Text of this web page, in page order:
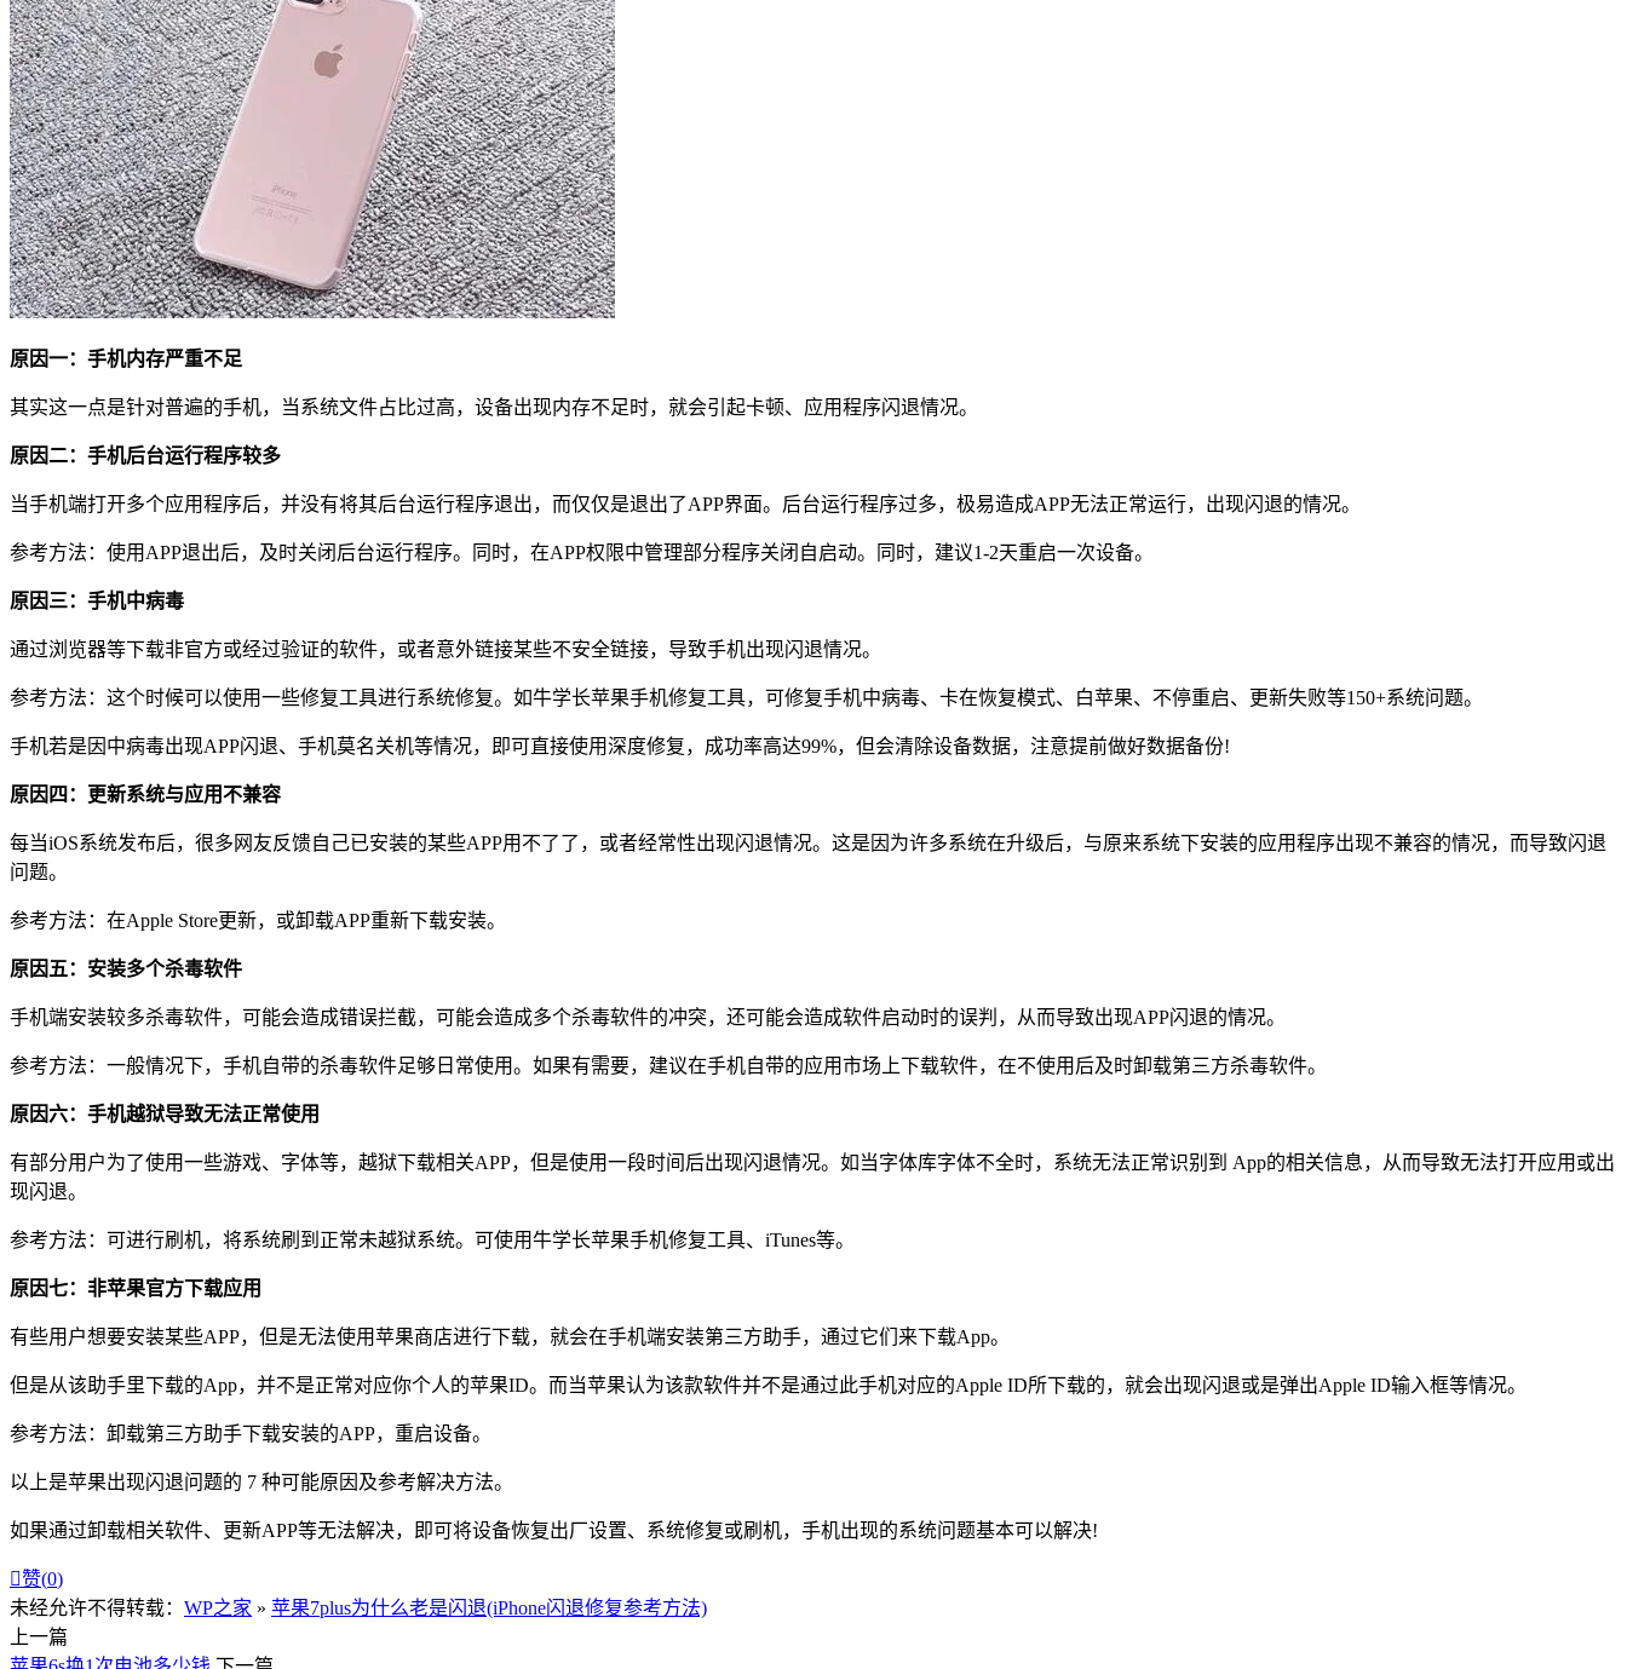
原因一：手机内存严重不足
其实这一点是针对普遍的手机，当系统文件占比过高，设备出现内存不足时，就会引起卡顿、应用程序闪退情况。
原因二：手机后台运行程序较多
当手机端打开多个应用程序后，并没有将其后台运行程序退出，而仅仅是退出了APP界面。后台运行程序过多，极易造成APP无法正常运行，出现闪退的情况。
参考方法：使用APP退出后，及时关闭后台运行程序。同时，在APP权限中管理部分程序关闭自启动。同时，建议1-2天重启一次设备。
原因三：手机中病毒
通过浏览器等下载非官方或经过验证的软件，或者意外链接某些不安全链接，导致手机出现闪退情况。
参考方法：这个时候可以使用一些修复工具进行系统修复。如牛学长苹果手机修复工具，可修复手机中病毒、卡在恢复模式、白苹果、不停重启、更新失败等150+系统问题。
手机若是因中病毒出现APP闪退、手机莫名关机等情况，即可直接使用深度修复，成功率高达99%，但会清除设备数据，注意提前做好数据备份!
原因四：更新系统与应用不兼容
每当iOS系统发布后，很多网友反馈自己已安装的某些APP用不了了，或者经常性出现闪退情况。这是因为许多系统在升级后，与原来系统下安装的应用程序出现不兼容的情况，而导致闪退
问题。
参考方法：在Apple Store更新，或卸载APP重新下载安装。
原因五：安装多个杀毒软件
手机端安装较多杀毒软件，可能会造成错误拦截，可能会造成多个杀毒软件的冲突，还可能会造成软件启动时的误判，从而导致出现APP闪退的情况。
参考方法：一般情况下，手机自带的杀毒软件足够日常使用。如果有需要，建议在手机自带的应用市场上下载软件，在不使用后及时卸载第三方杀毒软件。
原因六：手机越狱导致无法正常使用
有部分用户为了使用一些游戏、字体等，越狱下载相关APP，但是使用一段时间后出现闪退情况。如当字体库字体不全时，系统无法正常识别到 App的相关信息，从而导致无法打开应用或出
现闪退。
参考方法：可进行刷机，将系统刷到正常未越狱系统。可使用牛学长苹果手机修复工具、iTunes等。
原因七：非苹果官方下载应用
有些用户想要安装某些APP，但是无法使用苹果商店进行下载，就会在手机端安装第三方助手，通过它们来下载App。
但是从该助手里下载的App，并不是正常对应你个人的苹果ID。而当苹果认为该款软件并不是通过此手机对应的Apple ID所下载的，就会出现闪退或是弹出Apple ID输入框等情况。
参考方法：卸载第三方助手下载安装的APP，重启设备。
以上是苹果出现闪退问题的 7 种可能原因及参考解决方法。
如果通过卸载相关软件、更新APP等无法解决，即可将设备恢复出厂设置、系统修复或刷机，手机出现的系统问题基本可以解决!
赞(0)
未经允许不得转载： WP之家 » 苹果7plus为什么老是闪退(iPhone闪退修复参考方法)
上一篇